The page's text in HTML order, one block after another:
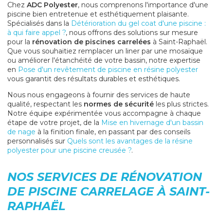
Chez ADC Polyester, nous comprenons l'importance d'une
piscine bien entretenue et esthétiquement plaisante.
Spécialisés dans la Détérioration du gel coat d'une piscine :
à qui faire appel ?, nous offrons des solutions sur mesure
pour la rénovation de piscines carrelées à Saint-Raphaël.
Que vous souhaitiez remplacer un liner par une mosaïque
ou améliorer l'étanchéité de votre bassin, notre expertise
en Pose d'un revêtement de piscine en résine polyester
vous garantit des résultats durables et esthétiques.
Nous nous engageons à fournir des services de haute
qualité, respectant les normes de sécurité les plus strictes.
Notre équipe expérimentée vous accompagne à chaque
étape de votre projet, de la Mise en hivernage d'un bassin
de nage à la finition finale, en passant par des conseils
personnalisés sur Quels sont les avantages de la résine
polyester pour une piscine creusée ?.
NOS SERVICES DE RÉNOVATION
DE PISCINE CARRELAGE À SAINT-
RAPHAËL